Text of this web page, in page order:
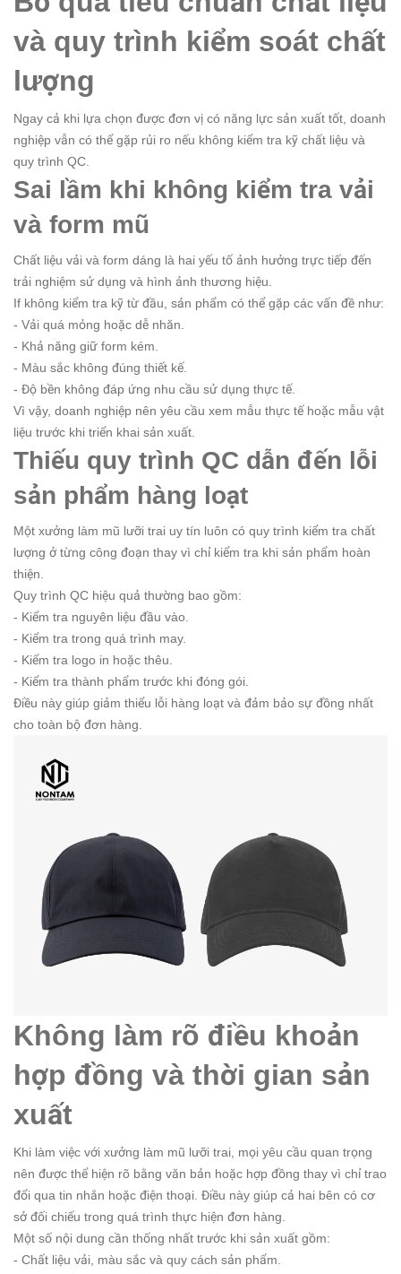
và quy trình kiểm soát chất
lượng
Ngay cả khi lựa chọn được đơn vị có năng lực sản xuất tốt, doanh
nghiệp vẫn có thể gặp rủi ro nếu không kiểm tra kỹ chất liệu và
quy trình QC.
Sai lầm khi không kiểm tra vải
và form mũ
Chất liệu vải và form dáng là hai yếu tố ảnh hưởng trực tiếp đến
trải nghiệm sử dụng và hình ảnh thương hiệu.
If không kiểm tra kỹ từ đầu, sản phẩm có thể gặp các vấn đề như:
- Vải quá mỏng hoặc dễ nhăn.
- Khả năng giữ form kém.
- Màu sắc không đúng thiết kế.
- Độ bền không đáp ứng nhu cầu sử dụng thực tế.
Vì vậy, doanh nghiệp nên yêu cầu xem mẫu thực tế hoặc mẫu vật
liệu trước khi triển khai sản xuất.
Thiếu quy trình QC dẫn đến lỗi
sản phẩm hàng loạt
Một xưởng làm mũ lưỡi trai uy tín luôn có quy trình kiểm tra chất
lượng ở từng công đoạn thay vì chỉ kiểm tra khi sản phẩm hoàn
thiện.
Quy trình QC hiệu quả thường bao gồm:
- Kiểm tra nguyên liệu đầu vào.
- Kiểm tra trong quá trình may.
- Kiểm tra logo in hoặc thêu.
- Kiểm tra thành phẩm trước khi đóng gói.
Điều này giúp giảm thiểu lỗi hàng loạt và đảm bảo sự đồng nhất
cho toàn bộ đơn hàng.
Không làm rõ điều khoản
hợp đồng và thời gian sản
xuất
Khi làm việc với xưởng làm mũ lưỡi trai, mọi yêu cầu quan trọng
nên được thể hiện rõ bằng văn bản hoặc hợp đồng thay vì chỉ trao
đổi qua tin nhắn hoặc điện thoại. Điều này giúp cả hai bên có cơ
sở đối chiếu trong quá trình thực hiện đơn hàng.
Một số nội dung cần thống nhất trước khi sản xuất gồm:
- Chất liệu vải, màu sắc và quy cách sản phẩm.